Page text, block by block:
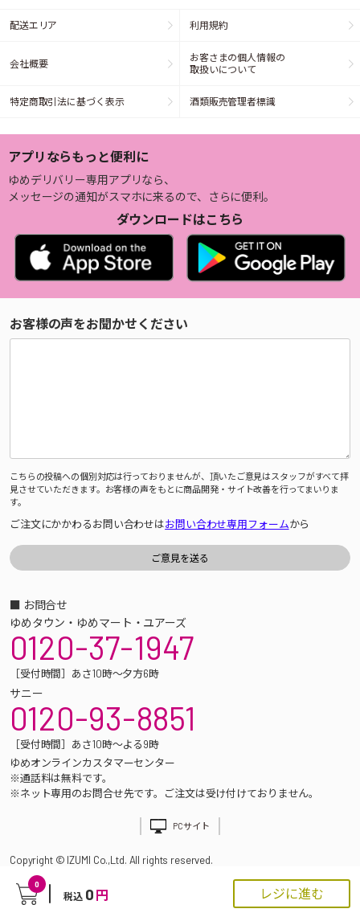
0
税込 0 円 レジに進む
配送エリア 利用規約
会社概要
お客さまの個人情報の
取扱いについて
特定商取引法に基づく表示 酒類販売管理者標識
アプリならもっと便利に
ゆめデリバリー専用アプリなら、
メッセージの通知がスマホに来るので、さらに便利。
ダウンロードはこちら
お客様の声をお聞かせください
こちらの投稿への個別対応は行っておりませんが、頂いたご意見はスタッフがすべて拝
見させていただきます。お客様の声をもとに商品開発・サイト改善を行ってまいりま
す。
ご注文にかかわるお問い合わせはお問い合わせ専用フォームから
■ お問合せ
ゆめタウン・ゆめマート・ユアーズ
0120-37-1947
［受付時間］あさ10時～夕方6時
サニー
0120-93-8851
［受付時間］あさ10時～よる9時
ゆめオンラインカスタマーセンター
※通話料は無料です。
※ネット専用のお問合せ先です。ご注文は受け付けておりません。
PCサイト
Copyright © IZUMI Co.,Ltd. All rights reserved.